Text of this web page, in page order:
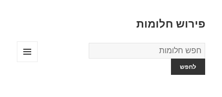
פירוש חלומות
מילון
החלומות